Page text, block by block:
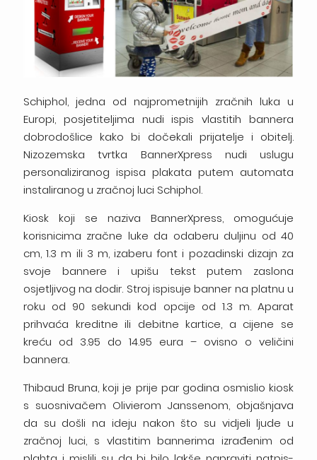
Schiphol, jedna od najprometnijih zračnih luka u
Europi, posjetiteljima nudi ispis vlastitih bannera
dobrodošlice kako bi dočekali prijatelje i obitelj.
Nizozemska tvrtka BannerXpress nudi uslugu
personaliziranog ispisa plakata putem automata
instaliranog u zračnoj luci Schiphol.
Kiosk koji se naziva BannerXpress, omogućuje
korisnicima zračne luke da odaberu duljinu od 40
cm, 1.3 m ili 3 m, izaberu font i pozadinski dizajn za
svoje bannere i upišu tekst putem zaslona
osjetljivog na dodir. Stroj ispisuje banner na platnu u
roku od 90 sekundi kod opcije od 1.3 m. Aparat
prihvaća kreditne ili debitne kartice, a cijene se
kreću od 3.95 do 14.95 eura – ovisno o veličini
bannera.
Thibaud Bruna, koji je prije par godina osmislio kiosk
s suosnivačem Olivierom Janssenom, objašnjava
da su došli na ideju nakon što su vidjeli ljude u
zračnoj luci, s vlastitim bannerima izrađenim od